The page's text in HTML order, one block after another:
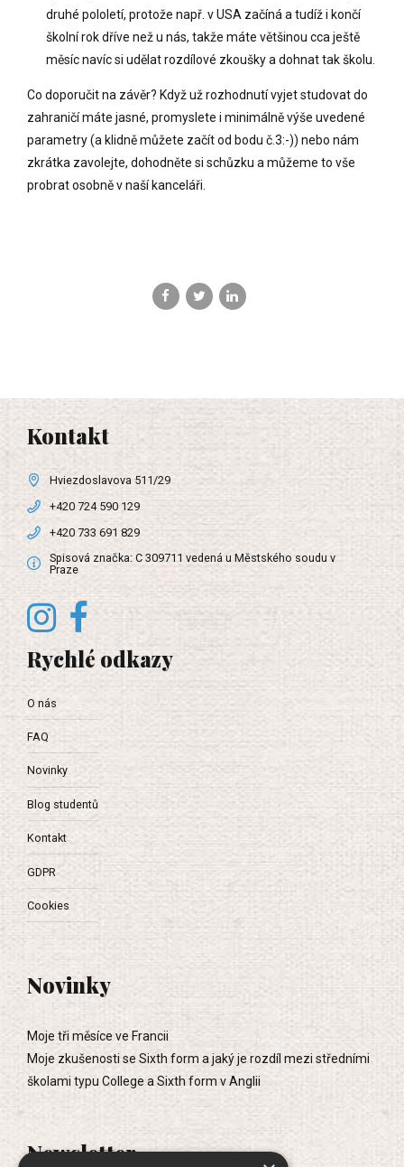
druhé pololetí, protože např. v USA začíná a tudíž i končí
školní rok dříve než u nás, takže máte většinou cca ještě
měsíc navíc si udělat rozdílové zkoušky a dohnat tak školu.
Co doporučit na závěr? Když už rozhodnutí vyjet studovat do
zahraničí máte jasné, promyslete i minimálně výše uvedené
parametry (a klidně můžete začít od bodu č.3:-)) nebo nám
zkrátka zavolejte, dohodněte si schůzku a můžeme to vše
probrat osobně v naší kanceláři.
Kontakt
Hviezdoslavova 511/29
+420 724 590 129
+420 733 691 829
Spisová značka: C 309711 vedená u Městského soudu v
Praze
Rychlé odkazy
O nás
FAQ
Novinky
Blog studentů
Kontakt
GDPR
Cookies
Novinky
Moje tři měsíce ve Francii
Moje zkušenosti se Sixth form a jaký je rozdíl mezi středními
školami typu College a Sixth form v Anglii
Newsletter